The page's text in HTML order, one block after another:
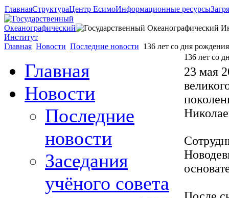
ГлавнаяСтруктураЦентр ЕсимоИнформационные ресурсы
Главная Новости Последние новости 136 лет со дня
Главная
Новости
Последние
новости
Заседания
учёного совета
136 лет со
23 мая